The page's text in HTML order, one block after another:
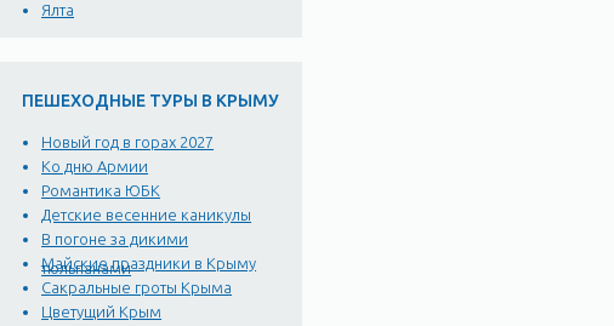
Ялта
ПЕШЕХОДНЫЕ ТУРЫ В КРЫМУ
Новый год в горах 2027
Ко дню Армии
Романтика ЮБК
Детские весенние каникулы
В погоне за дикими
тюльпанами
Майские праздники в Крыму
Сакральные гроты Крыма
Цветущий Крым